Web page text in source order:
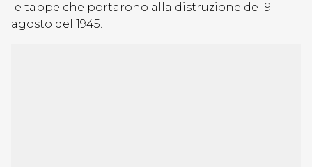
le tappe che portarono alla distruzione del 9
agosto del 1945.